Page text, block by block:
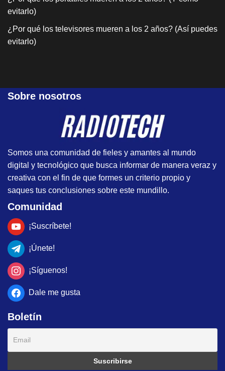
evitarlo)
¿Por qué los televisores mueren a los 2 años? (Así puedes
evitarlo)
Sobre nosotros
Somos una comunidad de fieles y amantes al mundo
digital y tecnológico que busca informar de manera veraz y
creativa con el fin de que formes un criterio propio y
saques tus conclusiones sobre este mundillo.
Comunidad
¡Suscríbete!
¡Únete!
¡Síguenos!
Dale me gusta
Boletín